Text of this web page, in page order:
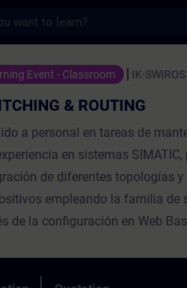
- Training
Event - Classroom IK-SWIROS
& ROUTING
a personal en tareas de
en sistemas
de diferentes topologías
empleando la familia de
de la configuración en Web